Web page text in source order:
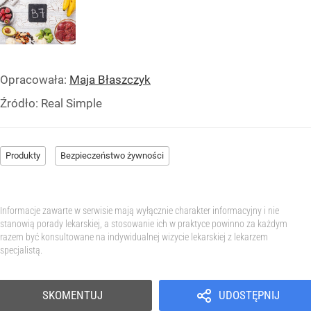
Opracowała: Maja Błaszczyk
Źródło: Real Simple
Produkty Bezpieczeństwo żywności
Informacje zawarte w serwisie mają wyłącznie charakter informacyjny i nie
stanowią porady lekarskiej, a stosowanie ich w praktyce powinno za każdym
razem być konsultowane na indywidualnej wizycie lekarskiej z lekarzem
specjalistą.
UDOSTĘPNIJ
SKOMENTUJ